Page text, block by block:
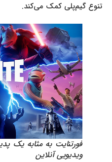
تنوع گیم‌پلی کمک می‌کند.
فورتنایت به مثابه یک
ویدیویی آنلاین